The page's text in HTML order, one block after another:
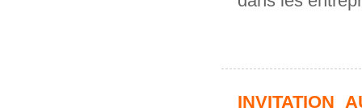
INVITATION